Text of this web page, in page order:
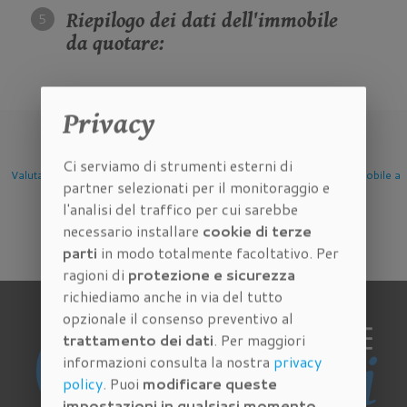
Riepilogo dei dati dell'immobile
da quotare:
Immobile
Valutazione Immobile a
Firenze
Valutazione Immobile a
Scandicci
Privacy
Ci serviamo di strumenti esterni di
partner selezionati per il monitoraggio e
l'analisi del traffico per cui sarebbe
necessario installare cookie di terze
parti in modo totalmente facoltativo. Per
ragioni di protezione e sicurezza
richiediamo anche in via del tutto
opzionale il consenso preventivo al
trattamento dei dati. Per maggiori
informazioni consulta la nostra privacy
policy. Puoi modificare queste